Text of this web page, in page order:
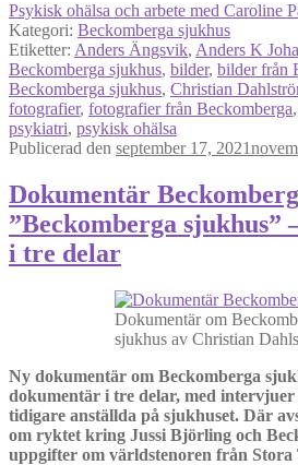
Psykisk ohälsa och arbete med Caroline
Kategori: Beckomberga sjukhus
Etiketter: Anders Ängsvik, Anders K
Beckomberga sjukhus, bilder, bilder från
Beckomberga sjukhus, Christian
fotografier, fotografier från Beckomberga,
psykiatri, psykisk ohälsa
Publicerad den september 17, 2021
Dokumentär
”Beckomberga sjukhus”
i tre delar
Dokumentär om
sjukhus av Christian
Ny dokumentär om Beckomberga
dokumentär i tre delar, med
tidigare anställda på sjukhuset. Där
om ryktet kring Jussi Björling och
uppgifter om världstenoren från Stora